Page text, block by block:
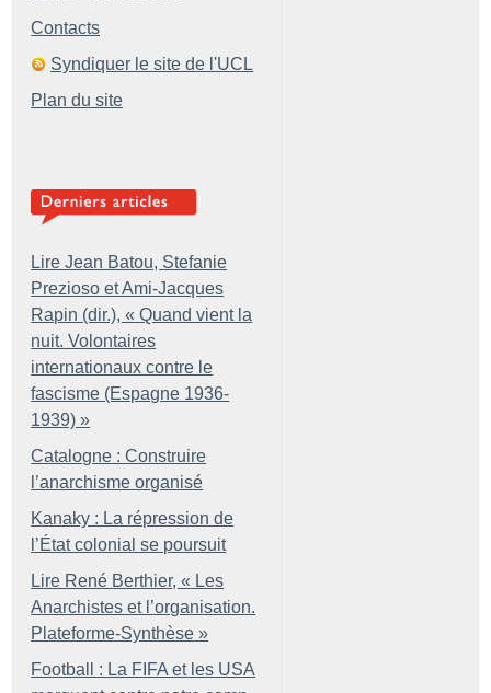
Contacts
Syndiquer le site de l'UCL
Plan du site
Lire Jean Batou, Stefanie
Prezioso et Ami-Jacques
Rapin (dir.), « Quand vient la
nuit. Volontaires
internationaux contre le
fascisme (Espagne 1936-
1939) »
Catalogne : Construire
l’anarchisme organisé
Kanaky : La répression de
l’État colonial se poursuit
Lire René Berthier, « Les
Anarchistes et l’organisation.
Plateforme-Synthèse »
Football : La FIFA et les USA